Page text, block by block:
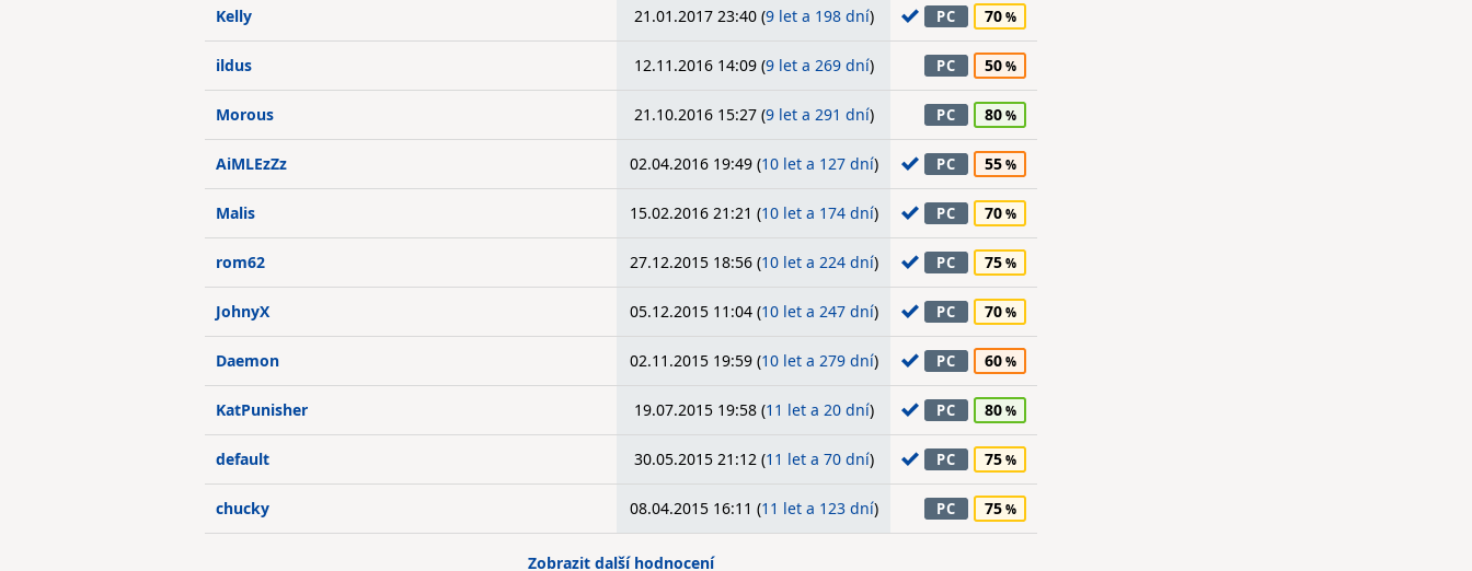
Kelly 21.01.2017 23:40 (9 let a 198 dní) PC 70
ildus 12.11.2016 14:09 (9 let a 269 dní) PC 50
Morous 21.10.2016 15:27 (9 let a 291 dní) PC 80
AiMLEzZz 02.04.2016 19:49 (10 let a 127 dní) PC 55
Malis 15.02.2016 21:21 (10 let a 174 dní) PC 70
rom62 27.12.2015 18:56 (10 let a 224 dní) PC 75
JohnyX 05.12.2015 11:04 (10 let a 247 dní) PC 70
Daemon 02.11.2015 19:59 (10 let a 279 dní) PC 60
KatPunisher 19.07.2015 19:58 (11 let a 20 dní) PC 80
default 30.05.2015 21:12 (11 let a 70 dní) PC 75
chucky 08.04.2015 16:11 (11 let a 123 dní) PC 75
Zobrazit další hodnocení